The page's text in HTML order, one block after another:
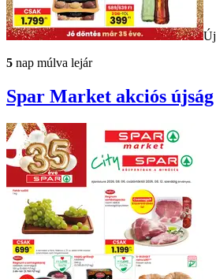
Új
5 nap múlva lejár
Spar Market akciós újság